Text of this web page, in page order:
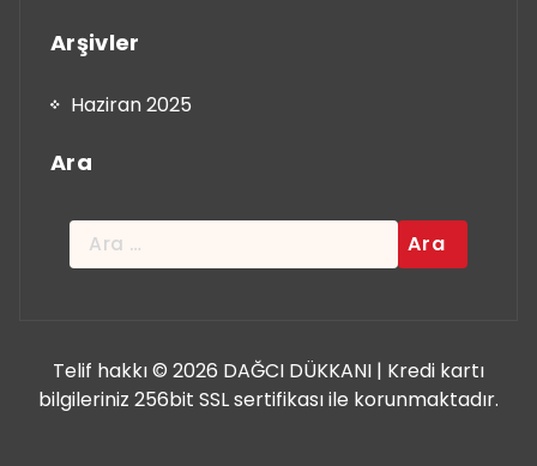
Arşivler
Haziran 2025
Ara
Arama:
Telif hakkı © 2026 DAĞCI DÜKKANI | Kredi kartı
bilgileriniz 256bit SSL sertifikası ile korunmaktadır.